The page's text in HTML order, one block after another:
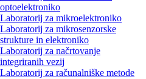
optoelektroniko
Laboratorij za mikroelektroniko
Laboratorij za mikrosenzorske
strukture in elektroniko
Laboratorij za načrtovanje
integriranih vezij
Laboratorij za računalniške metode